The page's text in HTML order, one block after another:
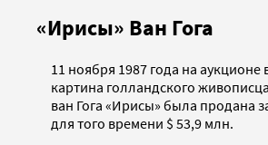
«Ирисы» Ван Гога
11 ноября 1987 года на
картина голландского
ван Гога «Ирисы» была продана
для того времени $ 53,9 млн.